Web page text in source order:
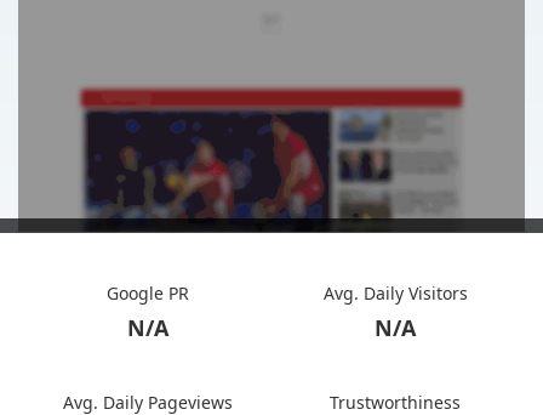
Google PR
N/A
Avg. Daily Visitors
N/A
Avg. Daily Pageviews Trustworthiness